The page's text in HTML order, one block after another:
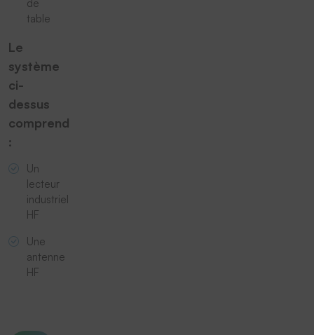
de
table
Le
système
ci-
dessus
comprend
:
Un
lecteur
industriel
HF
Une
antenne
HF